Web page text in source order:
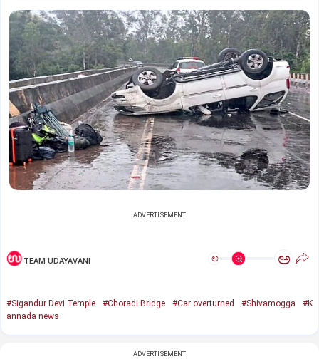
ADVERTISEMENT
TEAM UDAYAVANI ಅ ಅ
#Sigandur Devi Temple #Choradi Bridge #Car overturned #Shivamogga
#K
annada news
ADVERTISEMENT